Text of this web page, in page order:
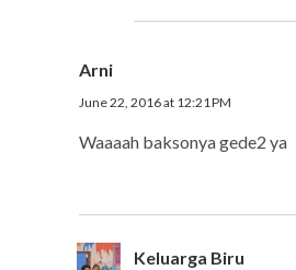
Arni
June 22, 2016 at 12:21 PM
Waaaah baksonya gede2 ya
Keluarga Biru